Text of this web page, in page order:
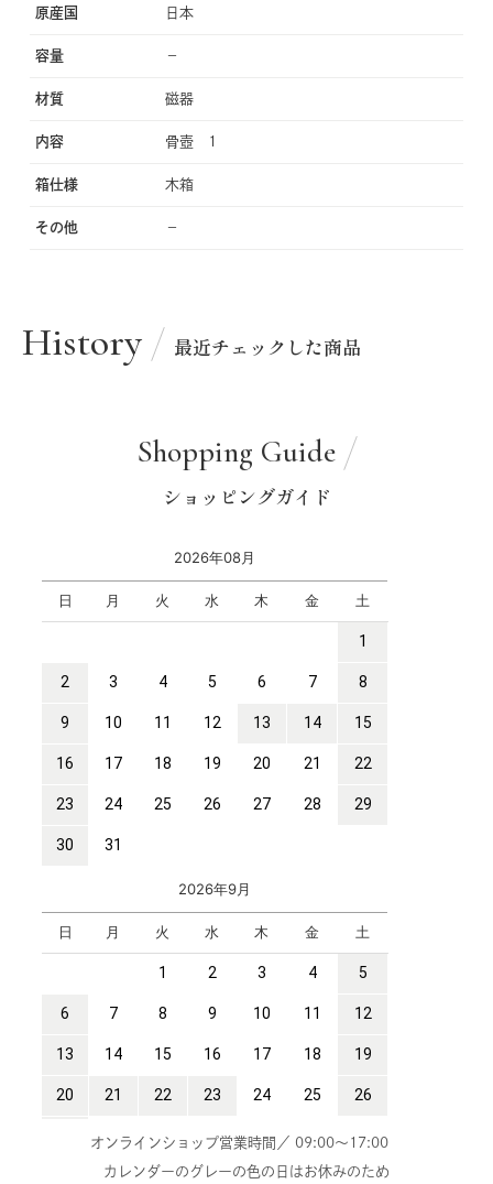
原産国 日本
容量 −
材質 磁器
内容 骨壺 1
箱仕様 木箱
その他 −
History 最近チェックした商品
Shopping Guide
ショッピングガイド
オンラインショップ営業時間／ 09:00～17:00
カレンダーのグレーの色の日はお休みのため